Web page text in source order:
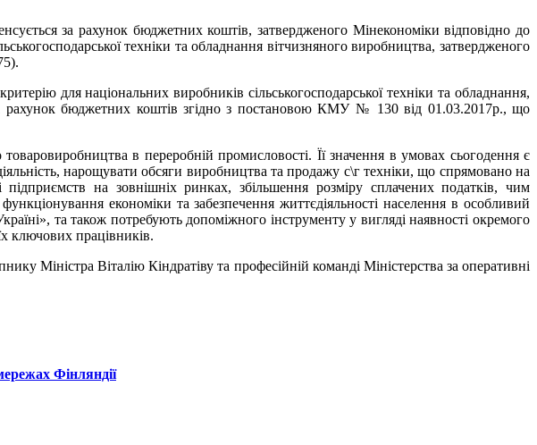
за рахунок бюджетних коштів, затвердженого Мінекономіки відповідно до
техніки та обладнання вітчизняного виробництва, затвердженого
для національних виробників сільськогосподарської техніки та обладнання,
рахунок бюджетних коштів згідно з постановою КМУ № 130 від 01.03.2017р., що
в переробній промисловості. Її значення в умовах сьогодення є
нарощувати обсяги виробництва та продажу с\г техніки, що спрямовано на
на зовнішніх ринках, збільшення розміру сплачених податків, чим
економіки та забезпечення життєдіяльності населення в особливий
та також потребують допоміжного інструменту у вигляді наявності окремого
ключових працівників.
Міністра Віталію Кіндратіву та професійній команді Міністерства за оперативні
Фінляндії